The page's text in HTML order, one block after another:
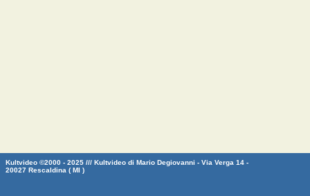
Kultvideo ©2000 - 2025 /// Kultvideo di Mario Degiovanni - Via Verga 14 -
20027 Rescaldina ( MI )